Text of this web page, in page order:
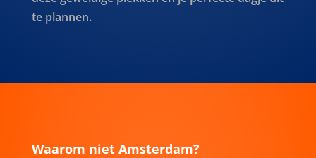
te plannen.
Waarom niet Amsterdam?